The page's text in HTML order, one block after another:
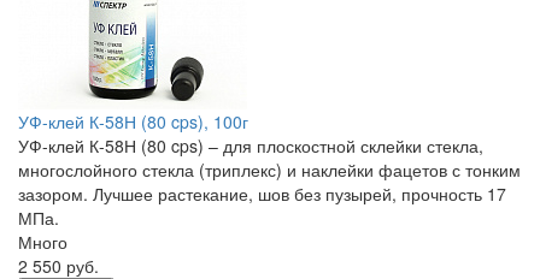
УФ-клей К-58Н (80 cps), 100г
УФ-клей К-58Н (80 cps) – для плоскостной склейки стекла,
многослойного стекла (триплекс) и наклейки фацетов с тонким
зазором. Лучшее растекание, шов без пузырей, прочность 17
МПа.
Много
2 550 руб.